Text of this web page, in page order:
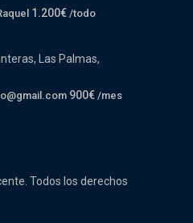
1.200€ /todo
Las Palmas,
900€ /mes
Todos los derechos